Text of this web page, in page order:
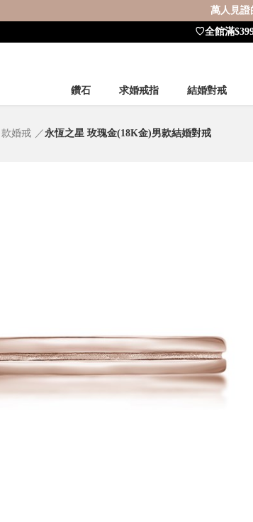
萬人見證
♡全館滿
鑽石 求婚戒指 結婚對戒
款婚戒 永恆之星 玫瑰金(18K金)男款結婚對戒